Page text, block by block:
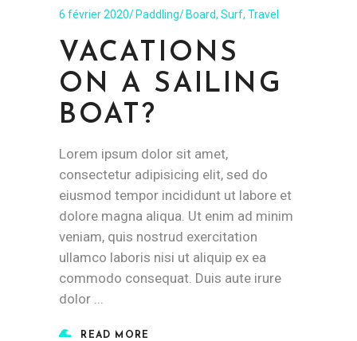
6 février 2020 Paddling Board, Surf, Travel
VACATIONS
ON A SAILING
BOAT?
Lorem ipsum dolor sit amet,
consectetur adipisicing elit, sed do
eiusmod tempor incididunt ut labore et
dolore magna aliqua. Ut enim ad minim
veniam, quis nostrud exercitation
ullamco laboris nisi ut aliquip ex ea
commodo consequat. Duis aute irure
dolor
READ MORE